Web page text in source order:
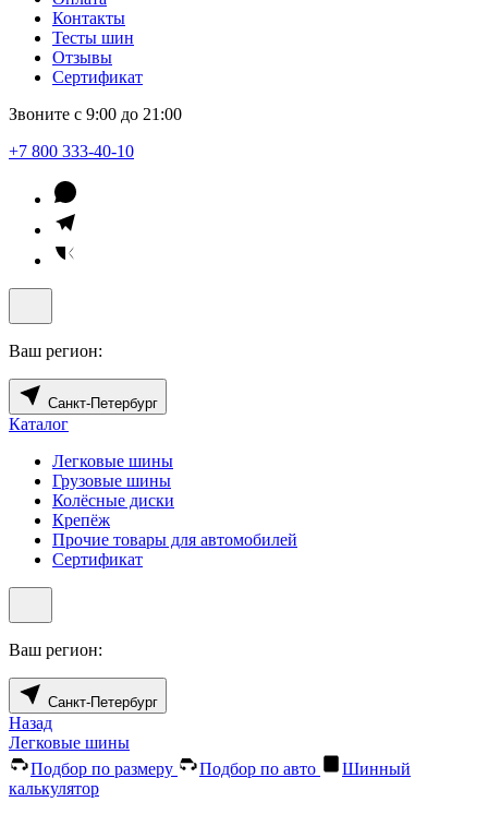
Контакты
Тесты шин
Отзывы
Сертификат
Звоните с 9:00 до 21:00
+7 800 333-40-10
Ваш регион:
Санкт-Петербург
Каталог
Легковые шины
Грузовые шины
Колёсные диски
Крепёж
Прочие товары для автомобилей
Сертификат
Ваш регион:
Санкт-Петербург
Назад
Легковые шины
Подбор по размеру
Подбор по авто
Шинный
калькулятор